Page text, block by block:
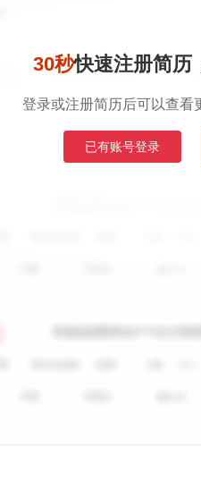
30秒快速注册简历
登录或注册简历后可以查看
已有账号登录